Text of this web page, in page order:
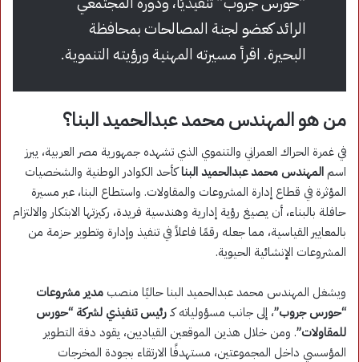
الرائد كعضو لجنة المصالحات بمحافظة
البحيرة. اقرأ مسيرته المهنية ورؤيته التنموية.
من هو المهندس محمد عبدالحميد البنا؟
في غمرة الحراك العمراني والتنموي الذي تشهده جمهورية مصر العربية، يبرز
اسمالمهندس محمد عبدالحميد البناكأحد الكوادر الوطنية والشخصيات
المؤثرة في قطاع إدارة المشروعات والمقاولات. واستطاع البنا، عبر مسيرة
حافلة بالبناء، أن يصيغ رؤية إدارية وهندسية فريدة، ركيزتها الابتكار والالتزام
بالمعايير القياسية، مما جعله رقمًا فاعلاً في تنفيذ وإدارة وتطوير حزمة من
المشروعات الإنشائية الحيوية.
ويشغل المهندس محمد عبدالحميد البنا حاليًا منصب مدير مشروعات
“حورس جروب”، إلى جانب مسؤولياته كـرئيس تنفيذي لشركة “حورس
للمقاولات”. ومن خلال هذين الموقعين القياديين، يقود دفة التطوير
المؤسسي داخل المجموعتين، مستهدفًا الارتقاء بجودة المخرجات